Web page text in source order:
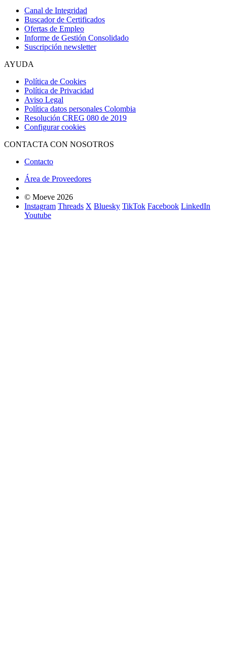
Canal de Integridad
Buscador de Certificados
Ofertas de Empleo
Informe de Gestión Consolidado
Suscripción newsletter
AYUDA
Política de Cookies
Política de Privacidad
Aviso Legal
Política datos personales Colombia
Resolución CREG 080 de 2019
Configurar cookies
CONTACTA CON NOSOTROS
Contacto
Área de Proveedores
© Moeve 2026
Instagram Threads X Bluesky TikTok Facebook LinkedIn
Youtube